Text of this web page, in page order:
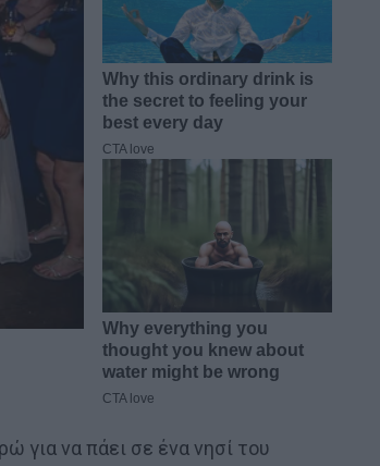
για να πάει σε ένα νησί του